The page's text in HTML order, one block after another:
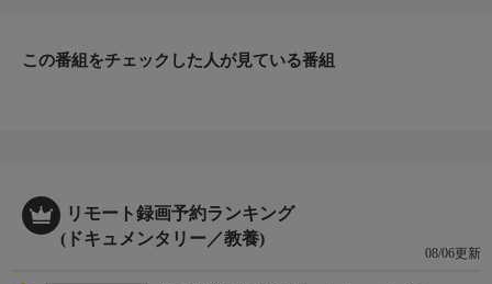
この番組をチェックした人が見ている番組
リモート録画予約ランキング
(ドキュメンタリー／教養)
08/06更新